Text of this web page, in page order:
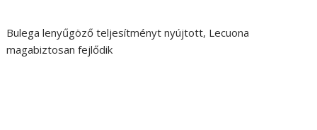
Bulega lenyűgöző teljesítményt nyújtott, Lecuona
magabiztosan fejlődik